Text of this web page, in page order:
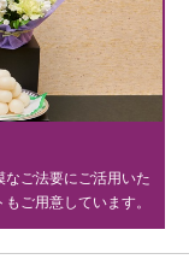
ご法要にご活用いた
ご用意しています。